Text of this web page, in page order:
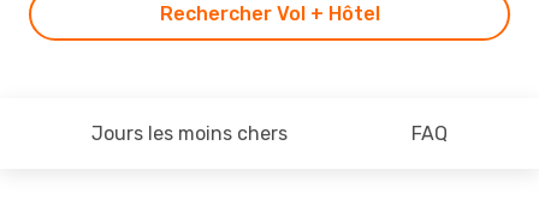
Rechercher Vol + Hôtel
Jours les moins chers FAQ